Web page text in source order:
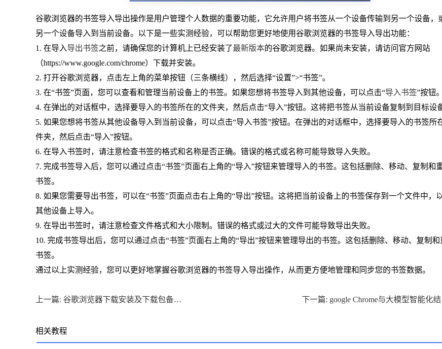
谷歌浏览器的书签导入导出操作是用户管理个人数据的重要功能，它允许用户将书签从一个设备传输到另一个设备，
另一个设备导入到当前设备。以下是一些实测经验，可以帮助您更好地使用谷歌浏览器的书签导入导出功能：
1. 在导入导出书签之前，请确保您的计算机上已经安装了最新版本的谷歌浏览器。如果尚未安装，请访问官方网站
（https://www.google.com/chrome）下载并安装。
2. 打开谷歌浏览器，点击左上角的菜单按钮（三条横线），然后选择“设置”>“书签”。
3. 在“书签”页面，您可以查看和管理当前设备上的书签。如果您想将书签导入到其他设备，可以点击“导入书签”按钮。
4. 在弹出的对话框中，选择要导入的书签所在的文件夹，然后点击“导入”按钮。这将把书签从当前设备复制到目标设
5. 如果您想将书签从其他设备导入到当前设备，可以点击“导入书签”按钮。在弹出的对话框中，选择要导入的书签所
件夹，然后点击“导入”按钮。
6. 在导入书签时，请注意检查书签的格式和名称是否正确。错误的格式或名称可能导致导入失败。
7. 完成书签导入后，您可以通过点击“书签”页面右上角的“导入”按钮来管理导入的书签。这包括删除、移动、复制和
书签。
8. 如果您需要导出书签，可以在“书签”页面点击右上角的“导出”按钮。这将把当前设备上的书签保存到一个文件中，
其他设备上导入。
9. 在导出书签时，请注意检查文件格式和大小限制。错误的格式或过大的文件可能导致导出失败。
10. 完成书签导出后，您可以通过点击“书签”页面右上角的“导出”按钮来管理导出的书签。这包括删除、移动、复制和
书签。
通过以上实测经验，您可以更好地掌握谷歌浏览器的书签导入导出操作，从而更方便地管理和同步您的书签数据。
上一篇: 谷歌浏览器下载安装及下载包备份与恢复技巧 下
相关教程